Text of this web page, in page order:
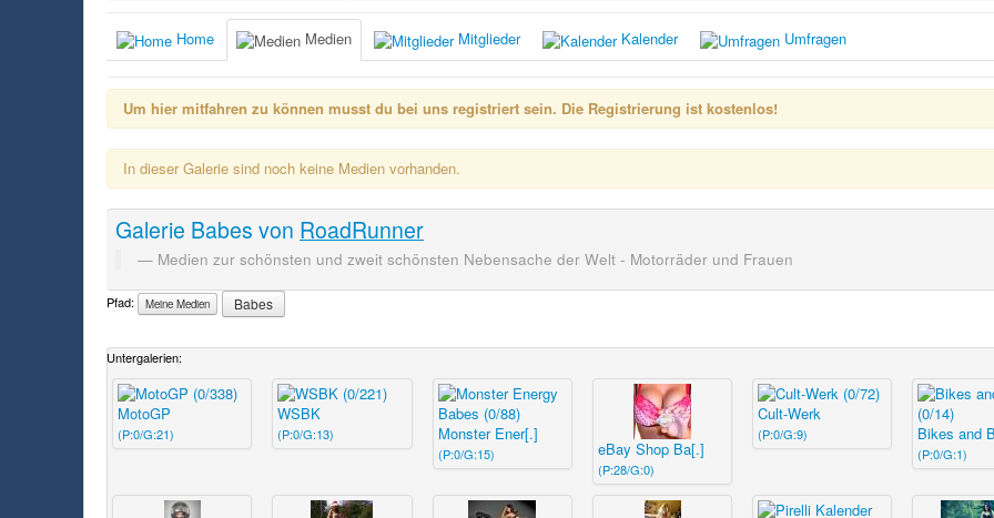
Home Medien Mitglieder Kalender Umfragen
Um hier mitfahren zu können musst du bei uns registriert sein. Die Registrierung ist kostenlos!
In dieser Galerie sind noch keine Medien vorhanden.
Galerie Babes von RoadRunner
Medien zur schönsten und zweit schönsten Nebensache der Welt - Motorräder und Frauen
Pfad: Meine Medien Babes
Untergalerien:
MotoGP
(P:0/G:21)
WSBK
(P:0/G:13) Monster Ener[.]
(P:0/G:15) eBay Shop Ba[.]
(P:28/G:0)
Cult-Werk
(P:0/G:9) Bikes and
(P:0/G:1)